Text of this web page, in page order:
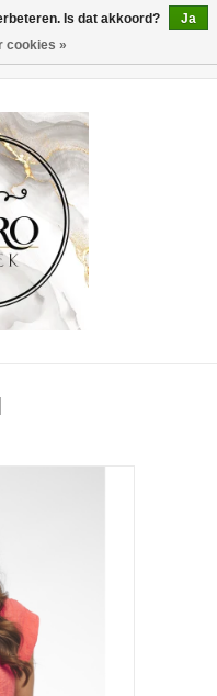
Is dat akkoord?
Ja
cookies »